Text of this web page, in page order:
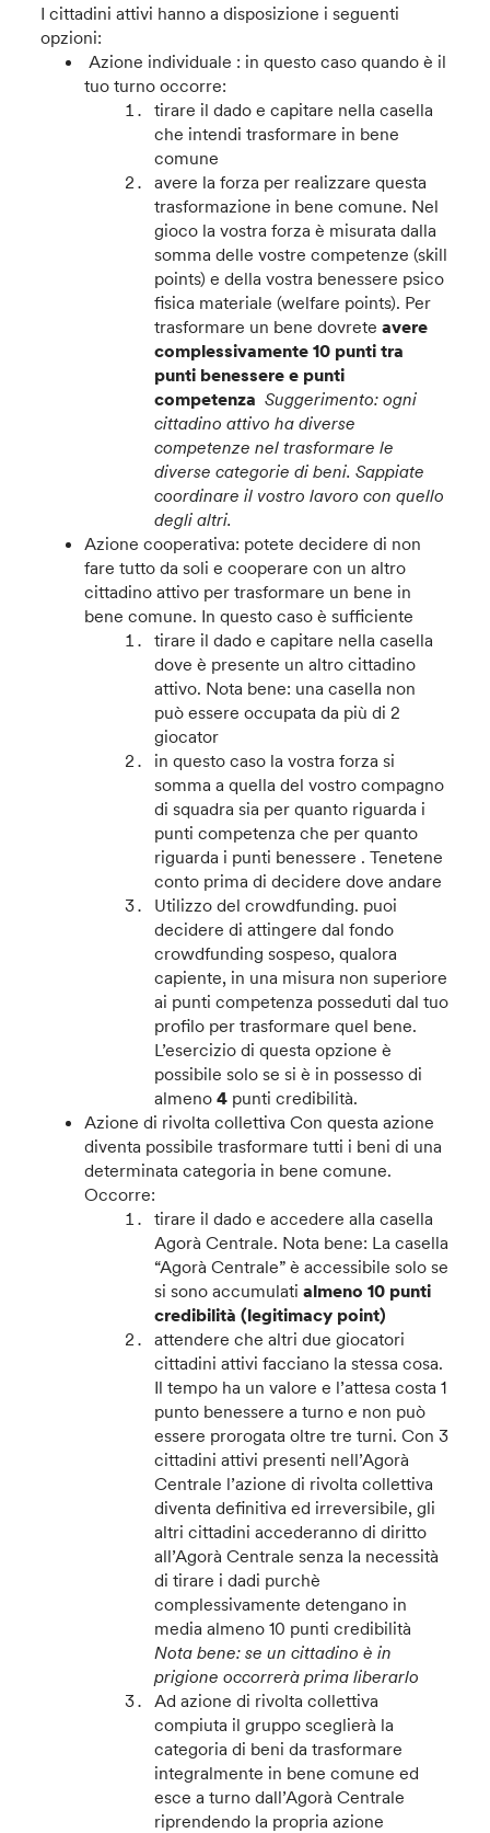
I cittadini attivi hanno a disposizione i seguenti
opzioni:
Azione individuale : in questo caso quando è il
tuo turno occorre:
tirare il dado e capitare nella casella
che intendi trasformare in bene
comune
avere la forza per realizzare questa
trasformazione in bene comune. Nel
gioco la vostra forza è misurata dalla
somma delle vostre competenze (skill
points) e della vostra benessere psico
fisica materiale (welfare points). Per
trasformare un bene dovrete avere
complessivamente 10 punti tra
punti benessere e punti
competenza Suggerimento: ogni
cittadino attivo ha diverse
competenze nel trasformare le
diverse categorie di beni. Sappiate
coordinare il vostro lavoro con quello
degli altri.
Azione cooperativa: potete decidere di non
fare tutto da soli e cooperare con un altro
cittadino attivo per trasformare un bene in
bene comune. In questo caso è sufficiente
tirare il dado e capitare nella casella
dove è presente un altro cittadino
attivo. Nota bene: una casella non
può essere occupata da più di 2
giocator
in questo caso la vostra forza si
somma a quella del vostro compagno
di squadra sia per quanto riguarda i
punti competenza che per quanto
riguarda i punti benessere . Tenetene
conto prima di decidere dove andare
Utilizzo del crowdfunding. puoi
decidere di attingere dal fondo
crowdfunding sospeso, qualora
capiente, in una misura non superiore
ai punti competenza posseduti dal tuo
profilo per trasformare quel bene.
L’esercizio di questa opzione è
possibile solo se si è in possesso di
almeno 4 punti credibilità.
Azione di rivolta collettivaCon questa azione
diventa possibile trasformare tutti i beni di una
determinata categoria in bene comune.
Occorre:
tirare il dado e accedere alla casella
Agorà Centrale. Nota bene: La casella
“Agorà Centrale” è accessibile solo se
si sono accumulati almeno 10 punti
credibilità (legitimacy point)
attendere che altri due giocatori
cittadini attivi facciano la stessa cosa.
Il tempo ha un valore e l’attesa costa 1
punto benessere a turno e non può
essere prorogata oltre tre turni. Con 3
cittadini attivi presenti nell’Agorà
Centrale l’azione di rivolta collettiva
diventa definitiva ed irreversibile, gli
altri cittadini accederanno di diritto
all’Agorà Centrale senza la necessità
di tirare i dadi purchè
complessivamente detengano in
media almeno 10 punti credibilità
Nota bene: se un cittadino è in
prigione occorrerà prima liberarlo
Ad azione di rivolta collettiva
compiuta il gruppo sceglierà la
categoria di beni da trasformare
integralmente in bene comune ed
esce a turno dall’Agorà Centrale
riprendendo la propria azione